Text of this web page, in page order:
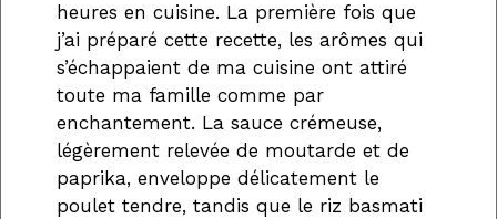
heures en cuisine. La première fois que
j’ai préparé cette recette, les arômes qui
s’échappaient de ma cuisine ont attiré
toute ma famille comme par
enchantement. La sauce crémeuse,
légèrement relevée de moutarde et de
paprika, enveloppe délicatement le
poulet tendre, tandis que le riz basmati